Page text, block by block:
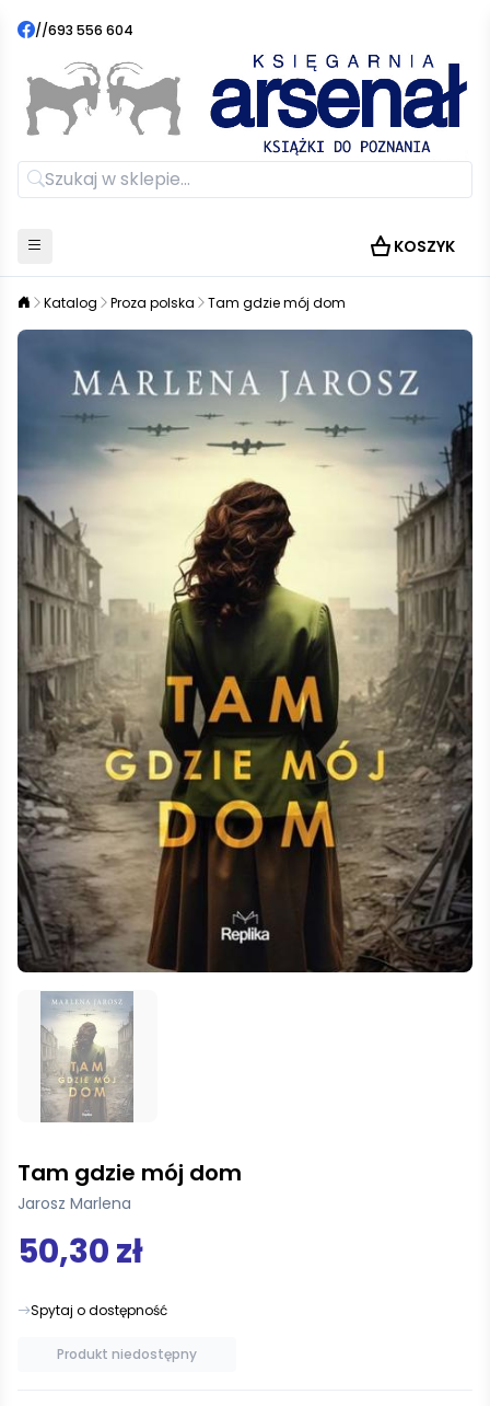
//693 556 604
KOSZYK
Katalog Proza polska Tam gdzie mój dom
Tam gdzie mój dom
Jarosz Marlena
50,30 zł
Spytaj o dostępność
Produkt niedostępny